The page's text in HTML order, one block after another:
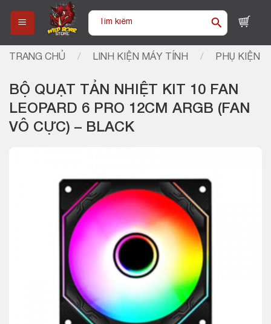
content
Tìm
TRANG CHỦ / LINH KIỆN MÁY TÍNH / PHỤ KIỆN
BỘ QUẠT TẢN NHIỆT KIT 10 FAN
LEOPARD 6 PRO 12CM ARGB (FAN
VÔ CỰC) – BLACK